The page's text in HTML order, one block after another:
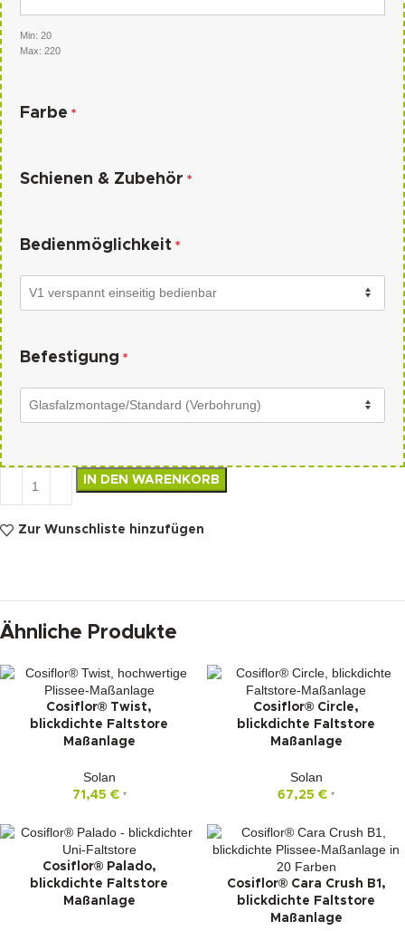
Min: 20
Max: 220
Farbe *
Schienen & Zubehör *
Bedienmöglichkeit *
Befestigung *
IN DEN WARENKORB
Zur Wunschliste hinzufügen
Ähnliche Produkte
Cosiflor® Twist,
blickdichte Faltstore
Maßanlage
Solan
71,45 € *
Cosiflor® Circle,
blickdichte Faltstore
Maßanlage
Solan
67,25 € *
Cosiflor® Palado,
blickdichte Faltstore
Maßanlage
Cosiflor® Cara Crush B1,
blickdichte Faltstore
Maßanlage